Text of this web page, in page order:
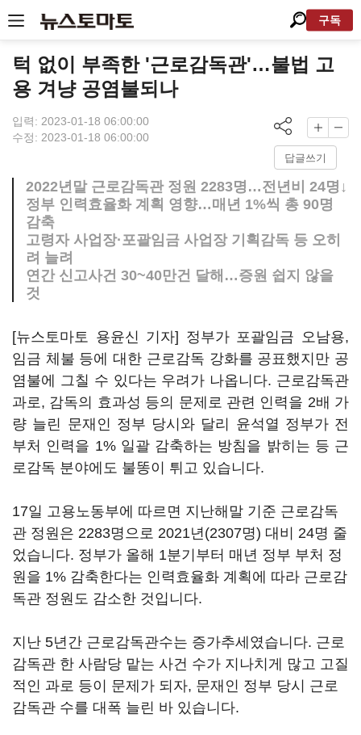
구독
턱 없이 부족한 '근로감독관'…불법 고
용 겨냥 공염불되나
입력: 2023-01-18 06:00:00
수정: 2023-01-18 06:00:00
답글쓰기
2022년말 근로감독관 정원 2283명…전년비 24명↓
정부 인력효율화 계획 영향…매년 1%씩 총 90명
감축
고령자 사업장·포괄임금 사업장 기획감독 등 오히
려 늘려
연간 신고사건 30~40만건 달해…증원 쉽지 않을
것
[뉴스토마토 용윤신 기자] 정부가 포괄임금 오남용,
임금 체불 등에 대한 근로감독 강화를 공표했지만 공
염불에 그칠 수 있다는 우려가 나옵니다. 근로감독관
과로, 감독의 효과성 등의 문제로 관련 인력을 2배 가
량 늘린 문재인 정부 당시와 달리 윤석열 정부가 전
부처 인력을 1% 일괄 감축하는 방침을 밝히는 등 근
로감독 분야에도 불똥이 튀고 있습니다.
17일 고용노동부에 따르면 지난해말 기준 근로감독
관 정원은 2283명으로 2021년(2307명) 대비 24명 줄
었습니다. 정부가 올해 1분기부터 매년 정부 부처 정
원을 1% 감축한다는 인력효율화 계획에 따라 근로감
독관 정원도 감소한 것입니다.
지난 5년간 근로감독관수는 증가추세였습니다. 근로
감독관 한 사람당 맡는 사건 수가 지나치게 많고 고질
적인 과로 등이 문제가 되자, 문재인 정부 당시 근로
감독관 수를 대폭 늘린 바 있습니다.